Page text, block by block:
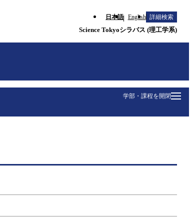
日本語 English 詳細検索
Science Tokyoシラバス (理工学系)
学部・課程を開閉